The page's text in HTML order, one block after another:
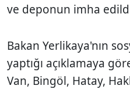
ve deponun imha
Bakan Yerlikaya'nın
yaptığı açıklamaya
Van, Bingöl, Hatay,